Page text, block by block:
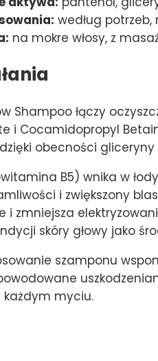
według potrzeb,
na mokre włosy, z
Shampoo łączy
i Cocamidopropyl
obecności
B5) wnika w
i zwiększony
i zmniejsza
skóry głowy jako
szamponu
każdym myciu.